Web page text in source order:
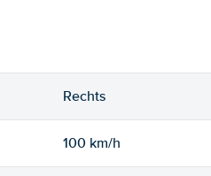
Rechts
100 km/h